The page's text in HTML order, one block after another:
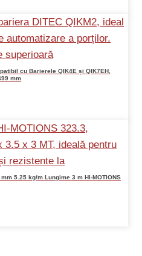
cu Barierele QIK4E și QIK7EH,
mm
5.25 kg/m Lungime 3 m HI-MOTIONS